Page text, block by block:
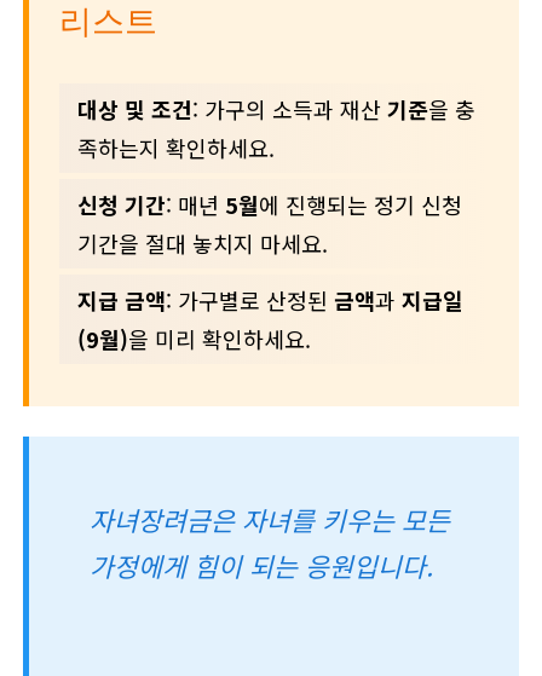
리스트
대상 및 조건: 가구의 소득과 재산기준을 충
족하는지 확인하세요.
신청 기간: 매년 5월에 진행되는 정기 신청
기간을 절대 놓치지 마세요.
지급 금액: 가구별로 산정된 금액과 지급일
(9월)을 미리 확인하세요.
자녀장려금은 자녀를 키우는 모든
가정에게 힘이 되는 응원입니다.